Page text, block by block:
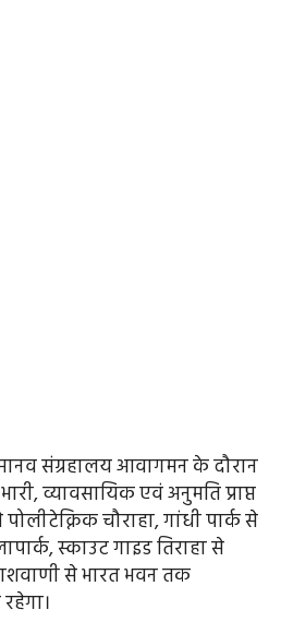
संग्रहालय आवागमन के दौरान
व्यावसायिक एवं अनुमति प्राप्त
चौराहा, गांधी पार्क से
स्काउट गाइड तिराहा से
से भारत भवन तक